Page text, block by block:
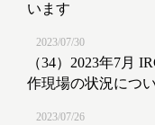
います
2023/07/30
（34）2023年7月
作現場の状況につ
2023/07/26